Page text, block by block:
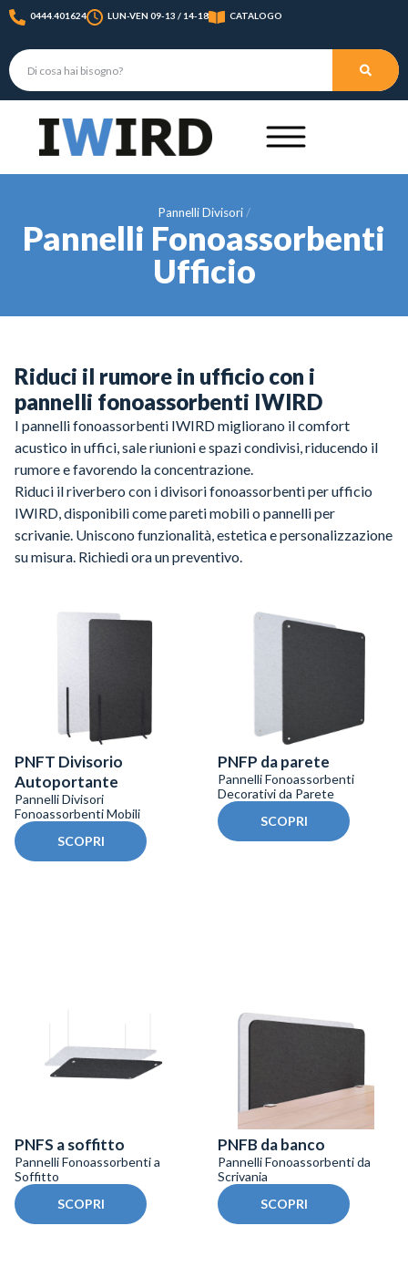
0444.401624 LUN-VEN 09-13 / 14-18 CATALOGO
Pannelli Divisori
Pannelli Fonoassorbenti
Ufficio
Riduci il rumore in ufficio con i
pannelli fonoassorbenti IWIRD
I pannelli fonoassorbenti IWIRD migliorano il comfort
acustico in uffici, sale riunioni e spazi condivisi, riducendo il
rumore e favorendo la concentrazione.
Riduci il riverbero con i divisori fonoassorbenti per ufficio
IWIRD, disponibili come pareti mobili o pannelli per
scrivanie. Uniscono funzionalità, estetica e personalizzazione
su misura. Richiedi ora un preventivo.
PNFT Divisorio
Autoportante
Pannelli Divisori
Fonoassorbenti Mobili
SCOPRI
PNFP da parete
Pannelli Fonoassorbenti
Decorativi da Parete
SCOPRI
PNFS a soffitto
Pannelli Fonoassorbenti a
Soffitto
SCOPRI
PNFB da banco
Pannelli Fonoassorbenti da
Scrivania
SCOPRI